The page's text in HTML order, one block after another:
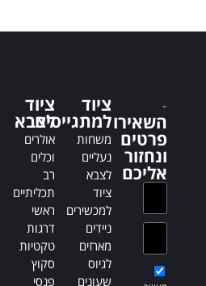
t
i
v
e
השאירו
פרטים
ונחזור
אליכם
ציוד
למתגייסים
משחות
נעליים
לצבא
ציוד
למכשירים
ניידים
מארזים
לגיוס
שעונים
ציוד
לצבא
אולרים
וכלים
רב
תכליתיים
ראשי
דרגות
טקטיות
סקוץ
פנסי